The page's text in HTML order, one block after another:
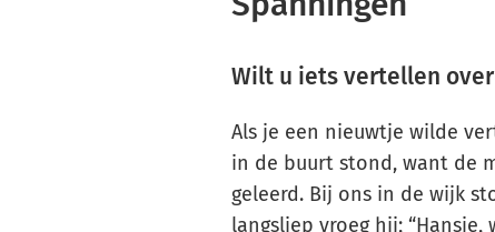
Wilt u iets vertellen over
Als je een nieuwtje wilde
in de buurt stond, want de
geleerd. Bij ons in de wijk
langsliep vroeg hij;